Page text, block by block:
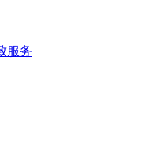
服务